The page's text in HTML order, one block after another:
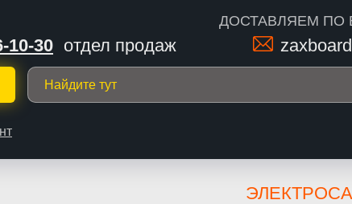
ДОСТАВЛЯЕМ ПО
10-30 отдел продаж